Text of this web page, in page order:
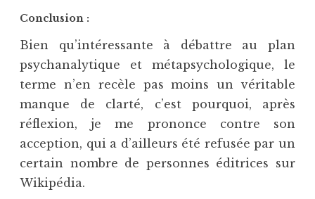
Conclusion :
Bien qu’intéressante à débattre au plan
psychanalytique et métapsychologique, le
terme n’en recèle pas moins un véritable
manque de clarté, c’est pourquoi, après
réflexion, je me prononce contre son
acception, qui a d’ailleurs été refusée par un
certain nombre de personnes éditrices sur
Wikipédia.